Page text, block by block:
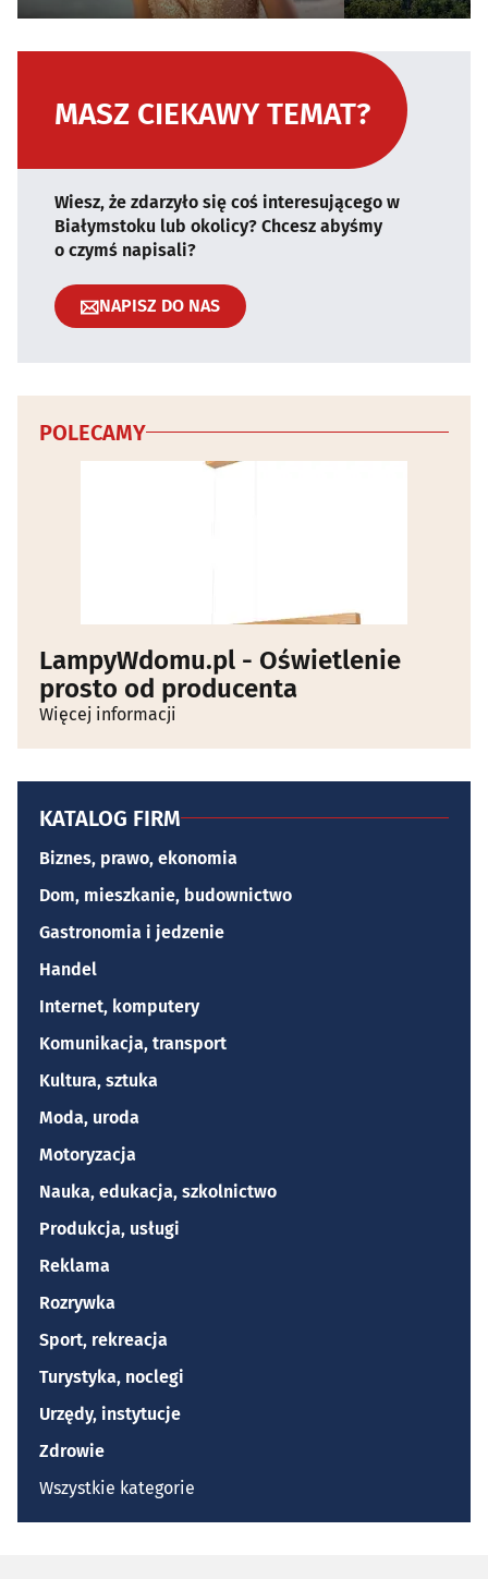
MASZ CIEKAWY TEMAT?
Wiesz, że zdarzyło się coś interesującego w
Białymstoku lub okolicy? Chcesz abyśmy
o czymś napisali?
NAPISZ DO NAS
POLECAMY
LampyWdomu.pl - Oświetlenie
prosto od producenta
Więcej informacji
KATALOG FIRM
Biznes, prawo, ekonomia
Dom, mieszkanie, budownictwo
Gastronomia i jedzenie
Handel
Internet, komputery
Komunikacja, transport
Kultura, sztuka
Moda, uroda
Motoryzacja
Nauka, edukacja, szkolnictwo
Produkcja, usługi
Reklama
Rozrywka
Sport, rekreacja
Turystyka, noclegi
Urzędy, instytucje
Zdrowie
Wszystkie kategorie